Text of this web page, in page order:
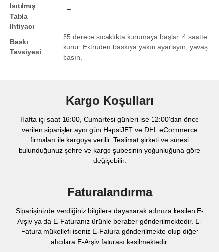
Isıtılmış
Tabla
İhtiyacı
Baskı
Tavsiyesi
55 derece sıcaklıkta kurumaya başlar. 4 saatte
kurur. Extruderı baskıya yakın ayarlayın, yavaş
basın.
Kargo Koşulları
Hafta içi saat 16:00, Cumartesi günleri ise 12:00'dan önce
verilen siparişler aynı gün HepsiJET ve DHL eCommerce
firmaları ile kargoya verilir. Teslimat şirketi ve süresi
bulunduğunuz şehre ve kargo şubesinin yoğunluğuna göre
değişebilir.
Faturalandırma
Siparişinizde verdiğiniz bilgilere dayanarak adınıza kesilen E-
Arşiv ya da E-Faturanız ürünle beraber gönderilmektedir. E-
Fatura mükellefi iseniz E-Fatura gönderilmekte olup diğer
alıcılara E-Arşiv faturası kesilmektedir.